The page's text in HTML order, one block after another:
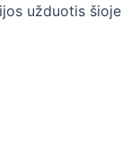
užduotis šioje